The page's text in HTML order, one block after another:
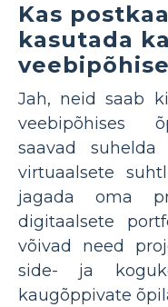
Kas
kasutada
Jah, neid saab
veebipõhises
saavad suhelda
virtuaalsete
jagada oma
digitaalsete
võivad need
side- ja
kaugõppivate